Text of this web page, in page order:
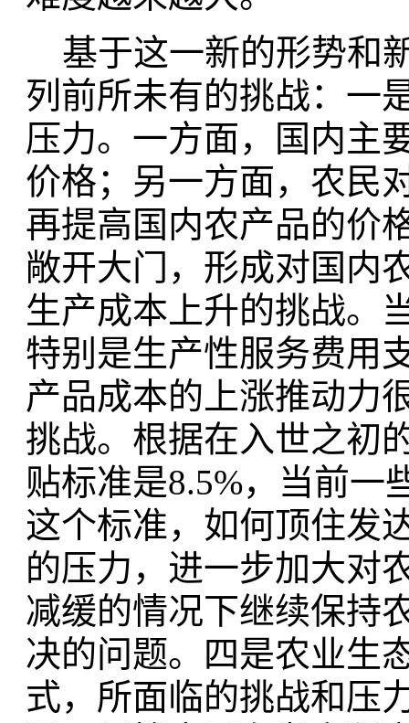
基于这一新的形势和
列前所未有的挑战：一
压力。一方面，国内主
价格；另一方面，农民
再提高国内农产品的价
敞开大门，形成对国内
生产成本上升的挑战。
特别是生产性服务费用
产品成本的上涨推动力
挑战。根据在入世之初
贴标准是8.5%，当前一
这个标准，如何顶住发
的压力，进一步加大对
减缓的情况下继续保持
决的问题。四是农业生
式，所面临的挑战和压